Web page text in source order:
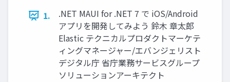
1.
.NET MAUI for .NET 7 で iOS/Android
アプリを開発してみよう 鈴⽊ 章太郎
Elastic テクニカルプロダクトマーケテ
ィングマネージャー/エバンジェリスト
デジタル庁 省庁業務サービスグループ
ソリューションアーキテクト